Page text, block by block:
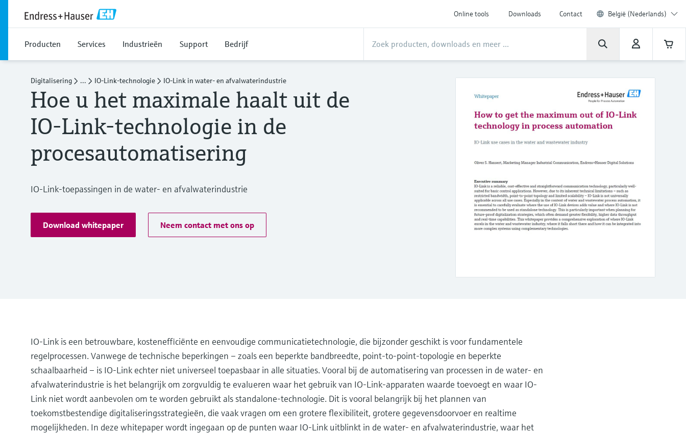
Online tools Downloads Contact België (Nederlands)
Producten Services Industrieën Support Bedrijf
Digitalisering ... IO-Link-technologie IO-Link in water- en afvalwaterindustrie
Hoe u het maximale haalt uit de
IO-Link-technologie in de
procesautomatisering
IO-Link-toepassingen in de water- en afvalwaterindustrie
Download whitepaper Neem contact met ons op
IO-Link is een betrouwbare, kostenefficiënte en eenvoudige communicatietechnologie, die bijzonder geschikt is voor fundamentele
regelprocessen. Vanwege de technische beperkingen – zoals een beperkte bandbreedte, point-to-point-topologie en beperkte
schaalbaarheid – is IO-Link echter niet universeel toepasbaar in alle situaties. Vooral bij de automatisering van processen in de water- en
afvalwaterindustrie is het belangrijk om zorgvuldig te evalueren waar het gebruik van IO-Link-apparaten waarde toevoegt en waar IO-
Link niet wordt aanbevolen om te worden gebruikt als standalone-technologie. Dit is vooral belangrijk bij het plannen van
toekomstbestendige digitaliseringsstrategieën, die vaak vragen om een grotere flexibiliteit, grotere gegevensdoorvoer en realtime
mogelijkheden. In deze whitepaper wordt ingegaan op de punten waar IO-Link uitblinkt in de water- en afvalwaterindustrie, waar het